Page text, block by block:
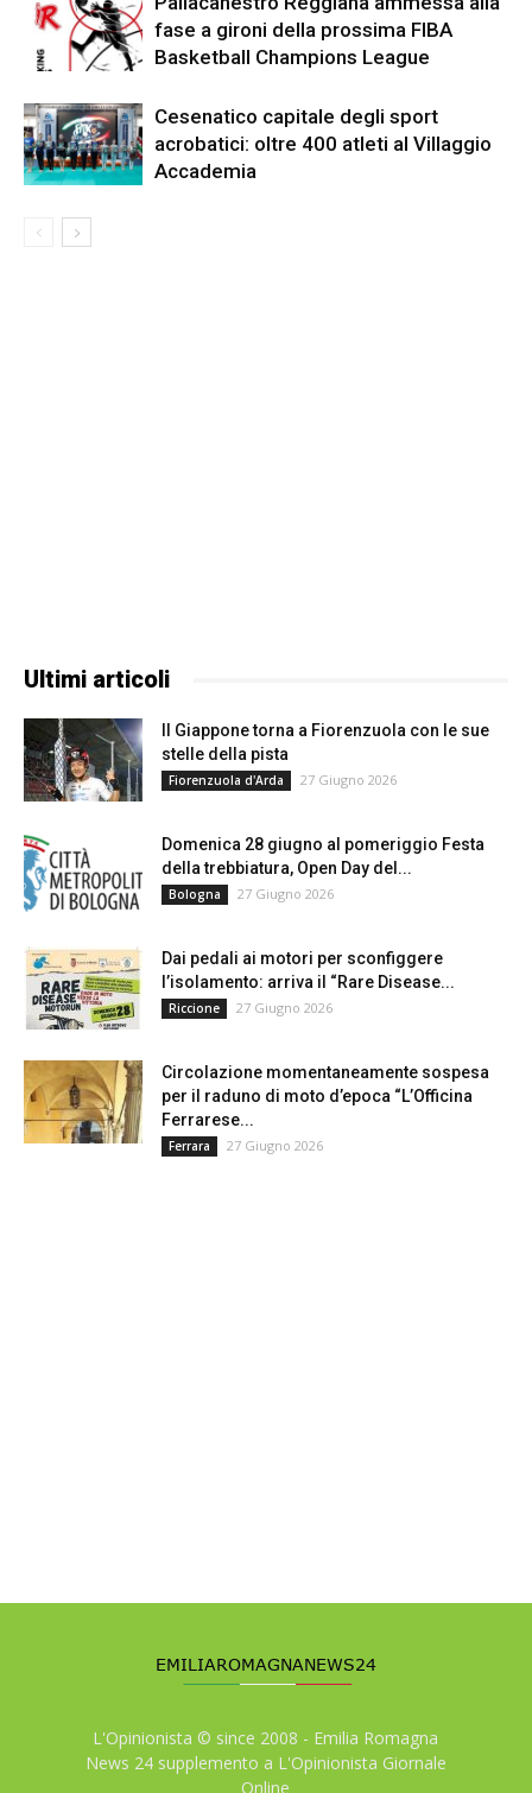
fase a gironi della prossima FIBA
Basketball Champions League
Cesenatico capitale degli sport
acrobatici: oltre 400 atleti al Villaggio
Accademia
Ultimi articoli
Il Giappone torna a Fiorenzuola con le sue
stelle della pista
Fiorenzuola d'Arda 27 Giugno 2026
Domenica 28 giugno al pomeriggio Festa
della trebbiatura, Open Day del...
Bologna 27 Giugno 2026
Dai pedali ai motori per sconfiggere
l’isolamento: arriva il “Rare Disease...
Riccione 27 Giugno 2026
Circolazione momentaneamente sospesa
per il raduno di moto d’epoca “L’Officina
Ferrarese...
Ferrara 27 Giugno 2026
L'Opinionista © since 2008 - Emilia Romagna
News 24 supplemento a L'Opinionista Giornale
Online